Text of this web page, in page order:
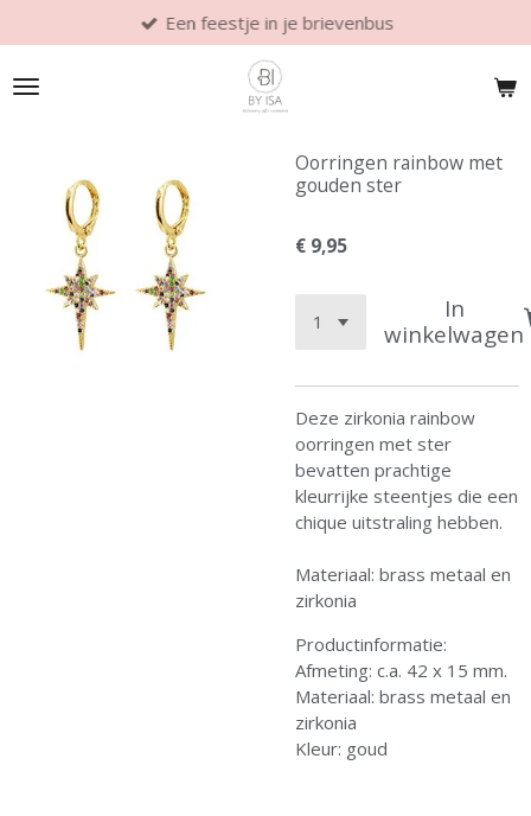
direct
naar
de
Een feestje in je brievenbus
Oorringen rainbow met
gouden ster
€ 9,95
In
winkelwagen
Deze zirkonia rainbow
oorringen met ster
bevatten prachtige
kleurrijke steentjes die een
chique uitstraling hebben.
Materiaal: brass metaal en
zirkonia
Productinformatie:
Afmeting: c.a. 42 x 15 mm.
Materiaal: brass metaal en
zirkonia
Kleur: goud